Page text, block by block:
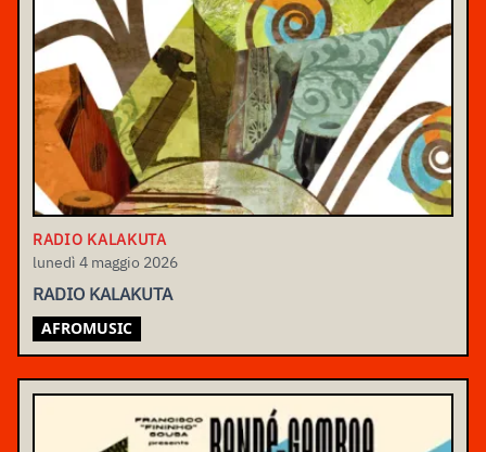
RADIO KALAKUTA
lunedì 4 maggio 2026
RADIO KALAKUTA
AFROMUSIC